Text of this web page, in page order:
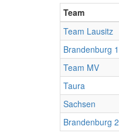
Team
Team Lausitz
Brandenburg 1
Team MV
Taura
Sachsen
Brandenburg 2